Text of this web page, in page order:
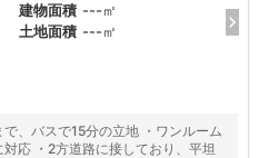
建物面積 ---㎡
土地面積 ---㎡
、バスで15分の立地 ・ワンルーム
応 ・2方道路に接しており、平坦